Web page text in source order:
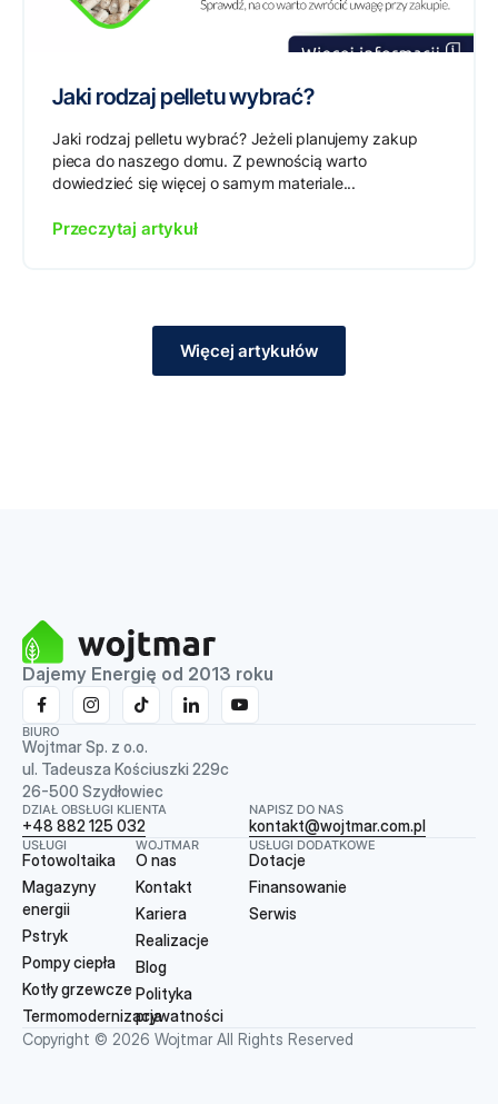
Jaki rodzaj pelletu wybrać?
Jaki rodzaj pelletu wybrać? Jeżeli planujemy zakup
pieca do naszego domu. Z pewnością warto
dowiedzieć się więcej o samym materiale...
Przeczytaj artykuł
Więcej artykułów
Dajemy Energię od 2013 roku
BIURO
Wojtmar Sp. z o.o.
ul. Tadeusza Kościuszki 229c
26-500 Szydłowiec
DZIAŁ OBSŁUGI KLIENTA
+48 882 125 032
NAPISZ DO NAS
kontakt@wojtmar.com.pl
USŁUGI
Fotowoltaika
Magazyny
energii
Pstryk
Pompy ciepła
Kotły grzewcze
Termomodernizacja
WOJTMAR
O nas
Kontakt
Kariera
Realizacje
Blog
Polityka
prywatności
USŁUGI DODATKOWE
Dotacje
Finansowanie
Serwis
Copyright © 2026 Wojtmar All Rights Reserved